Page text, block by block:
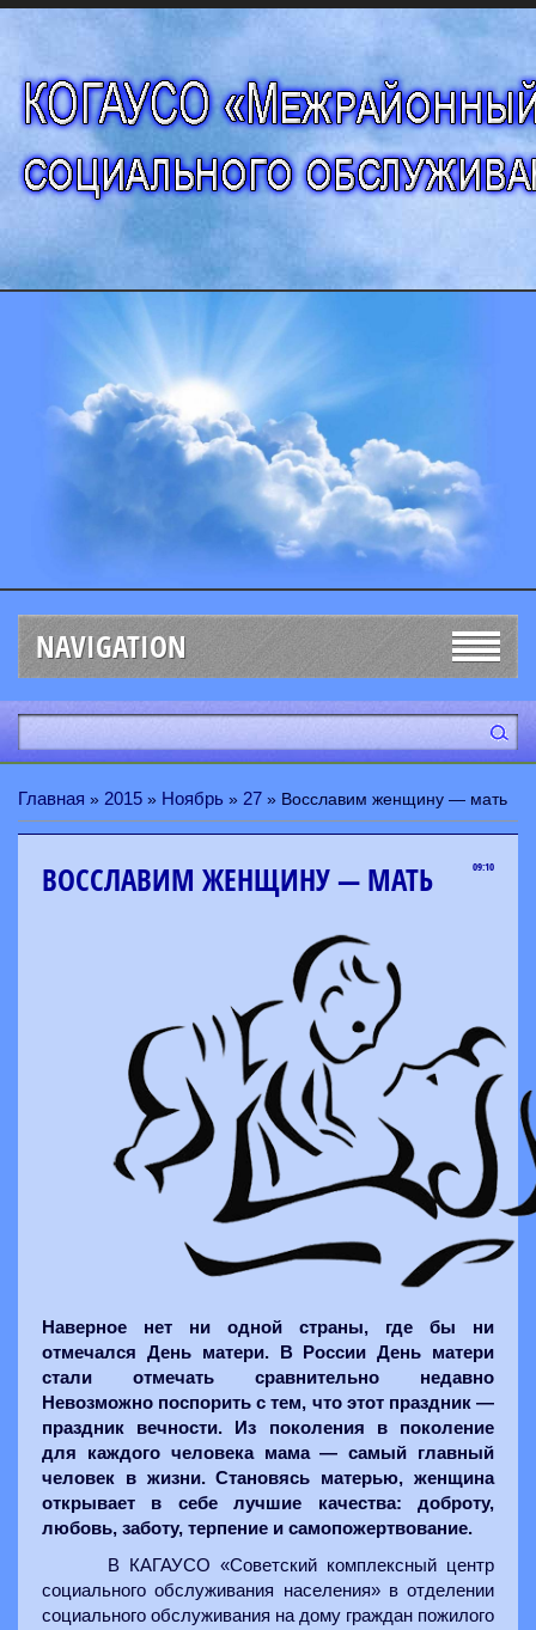
NAVIGATION
Главная » 2015 » Ноябрь » 27 » Восславим женщину — мать
09:10
ВОССЛАВИМ ЖЕНЩИНУ — МАТЬ
Наверное нет ни одной страны, где бы ни
отмечался День матери. В России День матери
стали отмечать сравнительно недавно
Невозможно поспорить с тем, что этот праздник —
праздник вечности. Из поколения в поколение
для каждого человека мама — самый главный
человек в жизни. Становясь матерью, женщина
открывает в себе лучшие качества: доброту,
любовь, заботу, терпение и самопожертвование.
В КАГАУСО «Советский комплексный центр
социального обслуживания населения» в отделении
социального обслуживания на дому граждан пожилого